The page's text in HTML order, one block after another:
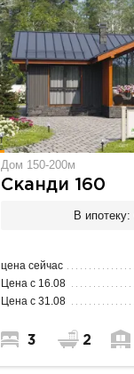
Дом 150-200м
Сканди 160
В ипотеку:
цена сейчас
Цена с 16.08
Цена с 31.08
3 2